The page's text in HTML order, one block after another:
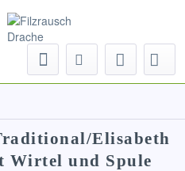
Elisabeth
Wirtel und Spule